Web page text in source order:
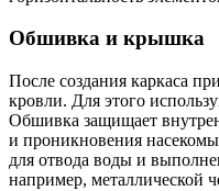
Обшивка и крышка
После создания каркаса
кровли. Для этого
Обшивка защищает
и проникновения
для отвода воды и
например, металлической